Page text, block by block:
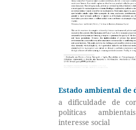
Estado ambiental de
a dificuldade de
políticas
interesse social